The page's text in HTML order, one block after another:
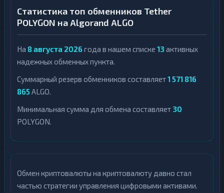
Статистика топ обменников Tether
POLYGON на Algorand ALGO
На 8 августа 2026 года в нашем списке 13 активных
надежных обменных пункта.
Суммарный резерв обменников составляет1 571 816
865 ALGO.
Минимальная сумма для обмена составляет 30
POLYGON.
Обмен криптовалюты на криптовалюту давно стал
частью стратегии управления цифровыми активами.